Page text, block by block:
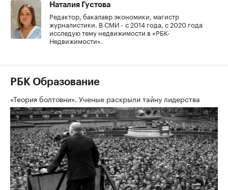
Наталия Густова
Редактор, бакалавр экономики, магистр
журналистики. В СМИ - с 2014 года, с 2020 года
исследую тему недвижимости в «РБК-
Недвижимости».
РБК Образование
«Теория болтовни». Ученые раскрыли тайну лидерства